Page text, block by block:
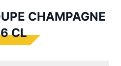
CHAMPAGNE
CL